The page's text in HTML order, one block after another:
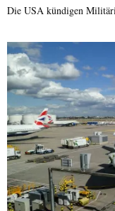
Die USA kündigen